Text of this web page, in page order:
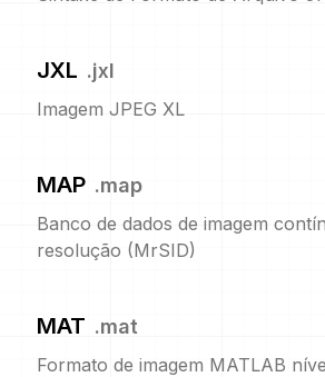
JXL .jxl
Imagem JPEG XL
MAP .map
Banco de dados de imagem
resolução (MrSID)
MAT .mat
Formato de imagem MATLAB